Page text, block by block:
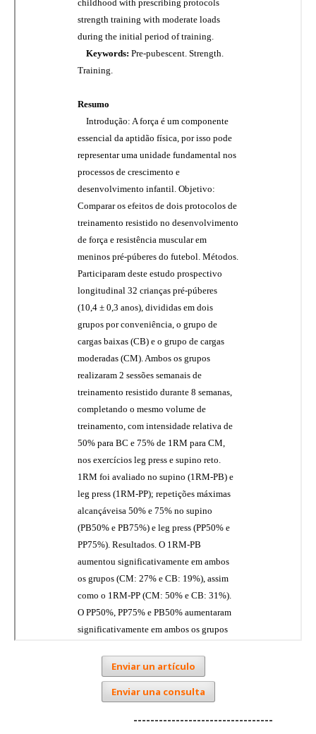
Enviar un artículo
Enviar una consulta
---------------------------------